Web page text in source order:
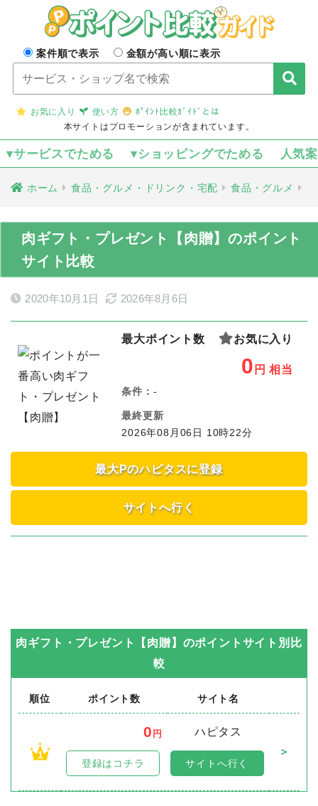
案件順で表示 金額が高い順に表示
お気に入り 使い方
ﾎﾟｲﾝﾄ比較ｶﾞｲﾄﾞとは
本サイトはプロモーションが含まれています。
▾サービスでためる ▾ショッピングでためる 人気
ホーム 食品・グルメ・ドリンク・宅配 食品・グルメ
肉ギフト・プレゼント【肉贈】のポイント
サイト比較
2020年10月1日 2026年8月6日
最大ポイント数 お気に入り
0 円 相当
条件： -
最終更新
2026年08月06日 10時22分
最大Pのハピタスに登録
サイトへ行く
肉ギフト・プレゼント【肉贈】 のポイントサイト別比
較
順位 ポイント数 サイト名
1
0 円
ハピタス
＞
登録はコチラ サイトへ行く